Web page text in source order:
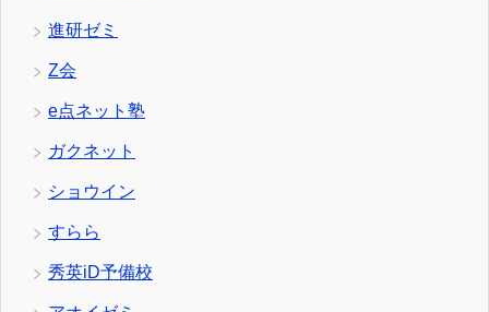
ショウイン
すらら
秀英iD予備校
アオイゼミ
サクラス
ワオスタディー